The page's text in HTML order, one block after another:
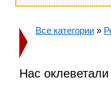
Все категории »
Нас оклеветали